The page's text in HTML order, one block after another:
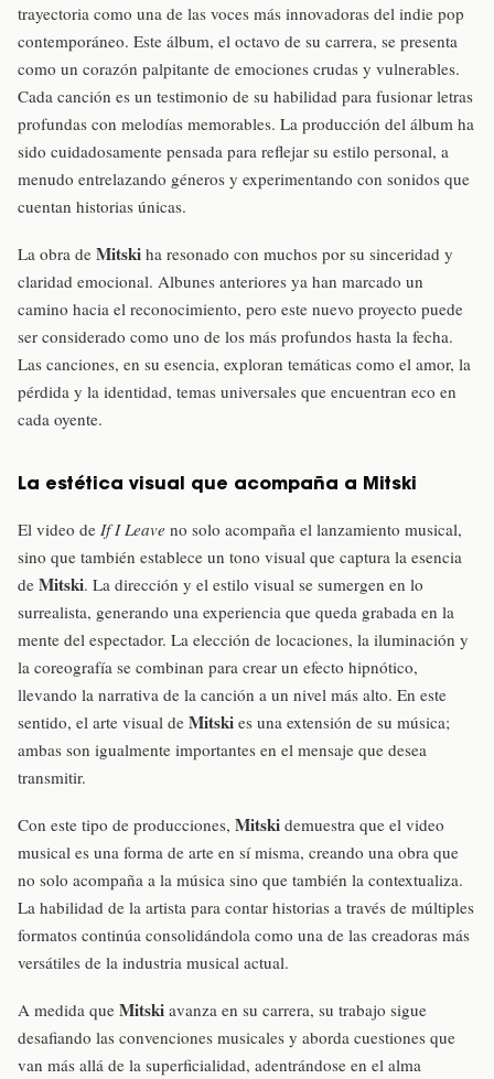
trayectoria como una de las voces más innovadoras del indie pop
contemporáneo. Este álbum, el octavo de su carrera, se presenta
como un corazón palpitante de emociones crudas y vulnerables.
Cada canción es un testimonio de su habilidad para fusionar letras
profundas con melodías memorables. La producción del álbum ha
sido cuidadosamente pensada para reflejar su estilo personal, a
menudo entrelazando géneros y experimentando con sonidos que
cuentan historias únicas.
La obra de Mitski ha resonado con muchos por su sinceridad y
claridad emocional. Albunes anteriores ya han marcado un
camino hacia el reconocimiento, pero este nuevo proyecto puede
ser considerado como uno de los más profundos hasta la fecha.
Las canciones, en su esencia, exploran temáticas como el amor, la
pérdida y la identidad, temas universales que encuentran eco en
cada oyente.
La estética visual que acompaña a Mitski
El video de If I Leave no solo acompaña el lanzamiento musical,
sino que también establece un tono visual que captura la esencia
de Mitski. La dirección y el estilo visual se sumergen en lo
surrealista, generando una experiencia que queda grabada en la
mente del espectador. La elección de locaciones, la iluminación y
la coreografía se combinan para crear un efecto hipnótico,
llevando la narrativa de la canción a un nivel más alto. En este
sentido, el arte visual de Mitski es una extensión de su música;
ambas son igualmente importantes en el mensaje que desea
transmitir.
Con este tipo de producciones, Mitski demuestra que el video
musical es una forma de arte en sí misma, creando una obra que
no solo acompaña a la música sino que también la contextualiza.
La habilidad de la artista para contar historias a través de múltiples
formatos continúa consolidándola como una de las creadoras más
versátiles de la industria musical actual.
A medida que Mitski avanza en su carrera, su trabajo sigue
desafiando las convenciones musicales y aborda cuestiones que
van más allá de la superficialidad, adentrándose en el alma